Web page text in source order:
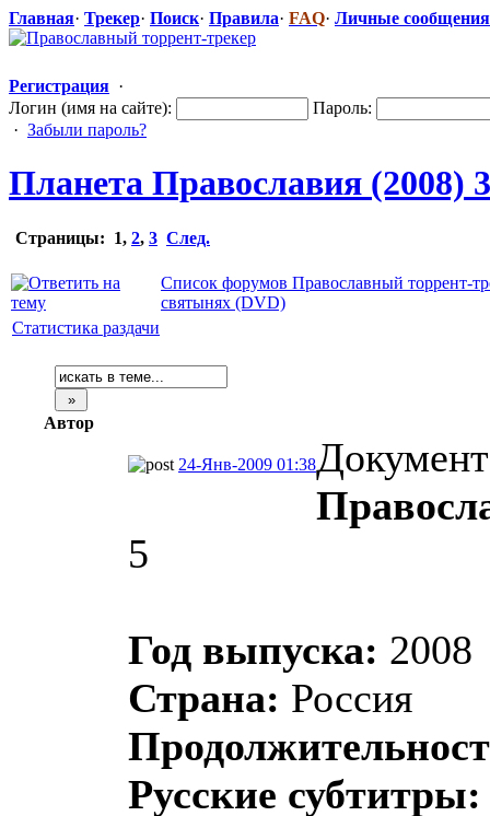
Главная· Трекер· Поиск· Правила· FAQ· Личные сообщения
Регистрация ·
Логин (имя на сайте):
Пароль:
· Забыли пароль?
Планета Православия (2008)
Страницы: 1, 2, 3 След.
Список форумов Православный торрент-
святынях (DVD)
Статистика раздачи
Автор
24-Янв-2009 01:38
5
Год выпуска: 2008
Страна: Россия
Русские субтитры: